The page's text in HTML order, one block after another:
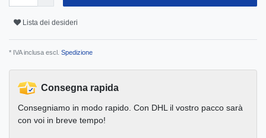
Lista dei desideri
* IVA inclusa escl. Spedizione
Consegna rapida
Consegniamo in modo rapido. Con DHL il vostro pacco sarà
con voi in breve tempo!